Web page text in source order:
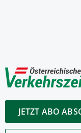
JETZT ABO